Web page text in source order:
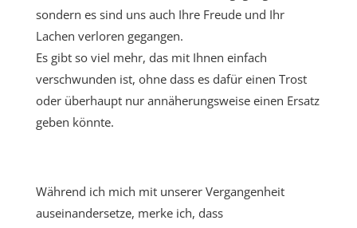
sondern es sind uns auch Ihre Freude und Ihr
Lachen verloren gegangen.
Es gibt so viel mehr, das mit Ihnen einfach
verschwunden ist, ohne dass es dafür einen Trost
oder überhaupt nur annäherungsweise einen Ersatz
geben könnte.
Während ich mich mit unserer Vergangenheit
auseinandersetze, merke ich, dass